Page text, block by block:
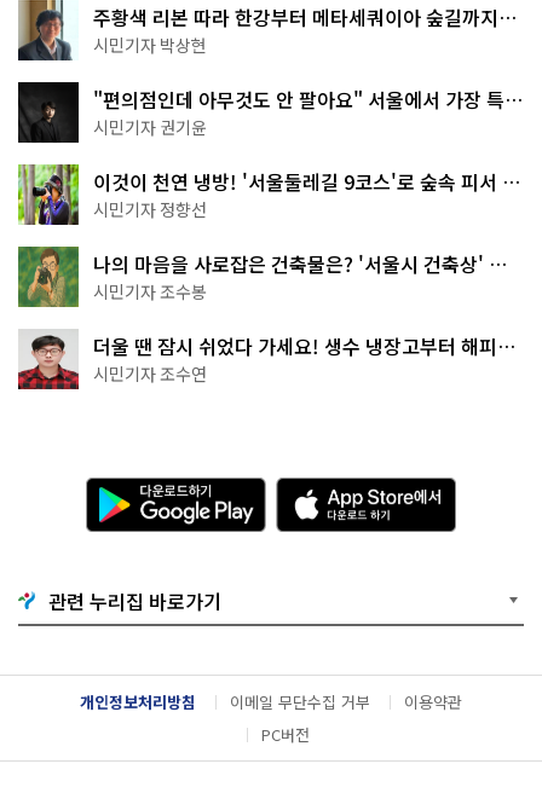
주황색 리본 따라 한강부터 메타세쿼이아 숲길까지…
서울둘레길 15코스
시민기자 박상현
"편의점인데 아무것도 안 팔아요" 서울에서 가장 특별
한 편의점의 정체
시민기자 권기윤
이것이 천연 냉방! '서울둘레길 9코스'로 숲속 피서 떠
나볼까
시민기자 정향선
나의 마음을 사로잡은 건축물은? '서울시 건축상' 수
상작 공개!
시민기자 조수봉
더울 땐 잠시 쉬었다 가세요! 생수 냉장고부터 해피소
·무더위쉼터까지
시민기자 조수연
다
운
로
기
G
o
g
l
e
A
p
p
e
서
다
운
관련 누리집 바로가기
개인정보처리방침 이메일 무단수집 거부
이용약관
PC버전